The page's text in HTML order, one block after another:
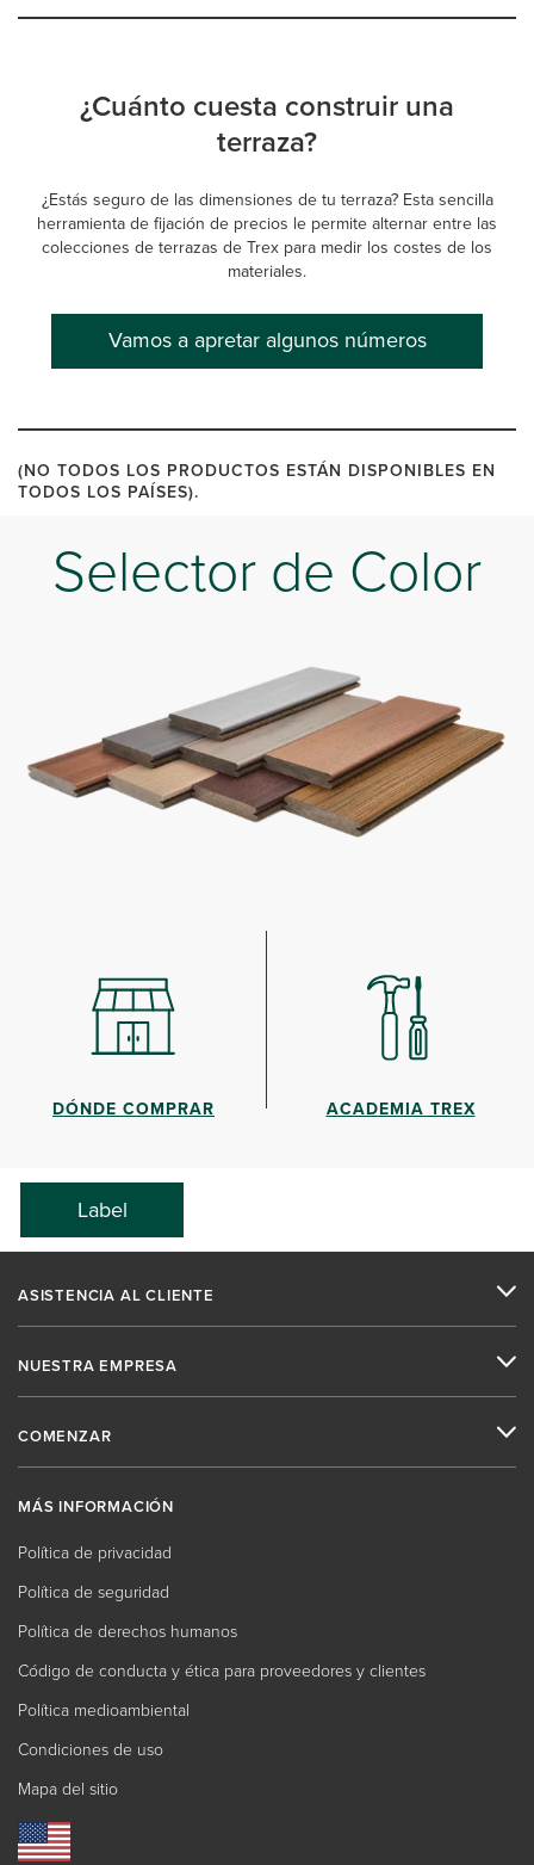
¿Cuánto cuesta construir una
terraza?
¿Estás seguro de las dimensiones de tu terraza? Esta sencilla
herramienta de fijación de precios le permite alternar entre las
colecciones de terrazas de Trex para medir los costes de los
materiales.
Vamos a apretar algunos números
(NO TODOS LOS PRODUCTOS ESTÁN DISPONIBLES EN
TODOS LOS PAÍSES).
Selector de Color
DÓNDE COMPRAR ACADEMIA TREX
Label
ASISTENCIA AL CLIENTE
NUESTRA EMPRESA
COMENZAR
MÁS INFORMACIÓN
Política de privacidad
Política de seguridad
Política de derechos humanos
Código de conducta y ética para proveedores y clientes
Política medioambiental
Condiciones de uso
Mapa del sitio